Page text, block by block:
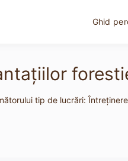
Ghid
tip de lucrări: